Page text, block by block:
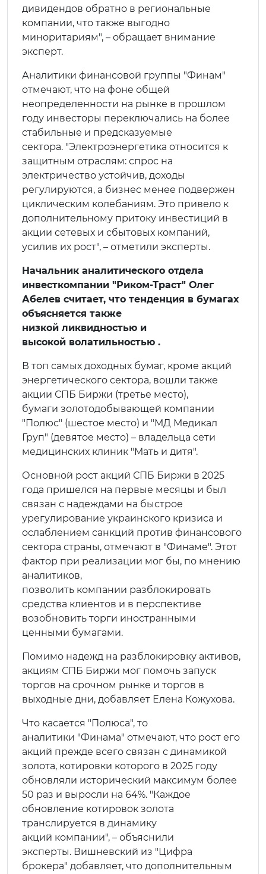
дивидендов обратно в региональные
компании, что также выгодно
миноритариям", – обращает внимание
эксперт.
Аналитики финансовой группы "Финам"
отмечают, что на фоне общей
неопределенности на рынке в прошлом
году инвесторы переключались на более
стабильные и предсказуемые
сектора. "Электроэнергетика относится к
защитным отраслям: спрос на
электричество устойчив, доходы
регулируются, а бизнес менее подвержен
циклическим колебаниям. Это привело к
дополнительному притоку инвестиций в
акции сетевых и сбытовых компаний,
усилив их рост", – отметили эксперты.
Начальник аналитического отдела
инвесткомпании "Риком-Траст" Олег
Абелев считает, что тенденция в бумагах
объясняется также
низкой ликвидностью и
высокой волатильностью .
В топ самых доходных бумаг, кроме акций
энергетического сектора, вошли также
акции СПБ Биржи (третье место),
бумаги золотодобывающей компании
"Полюс" (шестое место) и "МД Медикал
Груп" (девятое место) – владельца сети
медицинских клиник "Мать и дитя".
Основной рост акций СПБ Биржи в 2025
года пришелся на первые месяцы и был
связан с надеждами на быстрое
урегулирование украинского кризиса и
ослаблением санкций против финансового
сектора страны, отмечают в "Финаме". Этот
фактор при реализации мог бы, по мнению
аналитиков,
позволить компании разблокировать
средства клиентов и в перспективе
возобновить торги иностранными
ценными бумагами.
Помимо надежд на разблокировку активов,
акциям СПБ Биржи мог помочь запуск
торгов на срочном рынке и торгов в
выходные дни, добавляет Елена Кожухова.
Что касается "Полюса", то
аналитики "Финама" отмечают, что рост его
акций прежде всего связан с динамикой
золота, котировки которого в 2025 году
обновляли исторический максимум более
50 раз и выросли на 64%. "Каждое
обновление котировок золота
транслируется в динамику
акций компании", – объяснили
эксперты. Вишневский из "Цифра
брокера" добавляет, что дополнительным